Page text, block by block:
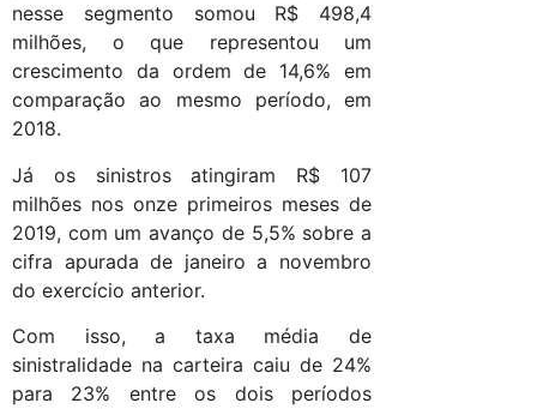
nesse segmento somou R$ 498,4
milhões, o que representou um
crescimento da ordem de 14,6% em
comparação ao mesmo período, em
2018.
Já os sinistros atingiram R$ 107
milhões nos onze primeiros meses de
2019, com um avanço de 5,5% sobre a
cifra apurada de janeiro a novembro
do exercício anterior.
Com isso, a taxa média de
sinistralidade na carteira caiu de 24%
para 23% entre os dois períodos